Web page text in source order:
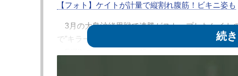
【フォト】ケイトが計量で縦割れ腹筋！ビキニ姿も
3月の大島沙緒里戦で連勝がストップしたケイト
で”キラーマシン”の異名を持つケイティ・ペレス（